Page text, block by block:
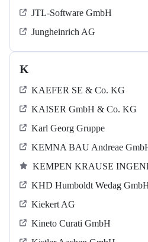
JTL-Software GmbH
Jungheinrich AG
K
KAEFER SE & Co. KG
KAISER GmbH & Co. KG
Karl Georg Gruppe
KEMNA BAU Andreae
KEMPEN KRAUSE
KHD Humboldt Wedag
Kiekert AG
Kineto Curati GmbH